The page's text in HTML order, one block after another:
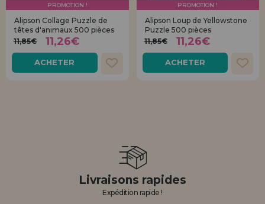
PROMOTION !
Alipson Collage Puzzle de
têtes d'animaux 500 pièces
11,85€
11,26€
ACHETER
PROMOTION !
Alipson Loup de Yellowstone
Puzzle 500 pièces
11,85€
11,26€
ACHETER
Livraisons rapides
Expédition rapide !